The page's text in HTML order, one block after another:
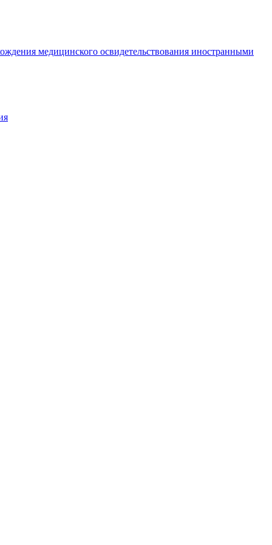
медицинского освидетельствования иностранными